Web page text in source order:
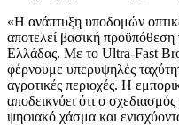
«Η ανάπτυξη υποδομών
αποτελεί βασική
Ελλάδας. Με το Ultra-Fast
φέρνουμε υπερυψηλές
αγροτικές περιοχές. Η
αποδεικνύει ότι ο
ψηφιακό χάσμα και